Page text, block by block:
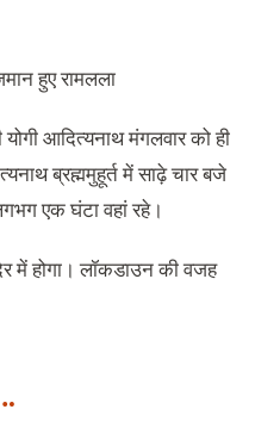
आदित्यनाथ मंगलवार को ही
ब्रह्ममुहूर्त में साढ़े चार बजे
एक घंटा वहां रहे।
में होगा। लॉकडाउन की वजह